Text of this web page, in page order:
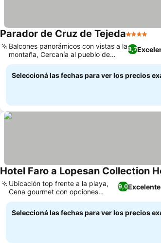
Parador de Cruz de Tejeda4 Estrellas
8,7
Balcones panorámicos con vistas a la
montaña, Cercanía al pueblo de
Tejeda
Seleccioná las fechas para ver los precios
Hotel Faro a Lopesan Collection
9,0Excelente
Ubicación top frente a la playa,
Cena gourmet con opciones
variadas
Seleccioná las fechas para ver los precios